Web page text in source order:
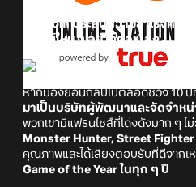
และ Devil May Cry ได้ออกมาให้ควา
Capcom ประสบความสำเร็จคือ
รนไชส์ใหม่ ๆ อย่างต่อเนื่อง
หากมองย้อนกลับไปตลอดช่วง 10 ปี
มาเป็นบริษัทผู้พัฒนาและจัดจำหน่
พวกเขามีแฟรนไชส์ที่โด่งดังมาก ๆ ไม่
Monster Hunter, Street
คุณภาพและได้เสียงตอบรับที่ดีจากเห
Game of the Year ในทุก ๆ ปี